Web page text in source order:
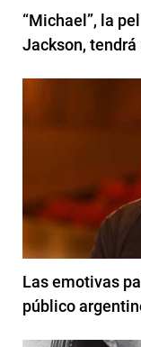
“Michael”, la
Jackson,
Las emotivas
público